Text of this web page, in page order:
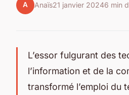
A Anaïs21 janvier 20246 min
L’essor fulgurant des
l’information et de la
transformé l’emploi du